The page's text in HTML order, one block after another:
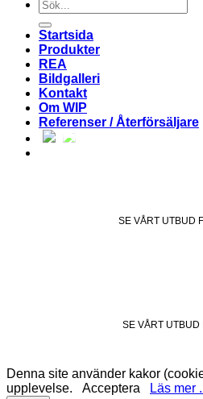
Sök
efter:
Startsida
Produkter
REA
Bildgalleri
Kontakt
Om WIP
Referenser / Återförsäljare
SE VÅRT UTBUD
SE VÅRT UTBUD
Denna site använder kakor
upplevelse. Acceptera Läs mer